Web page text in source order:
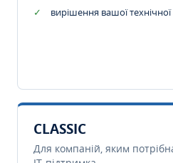
вирішення вашої
CLASSIC
Для компаній, яким